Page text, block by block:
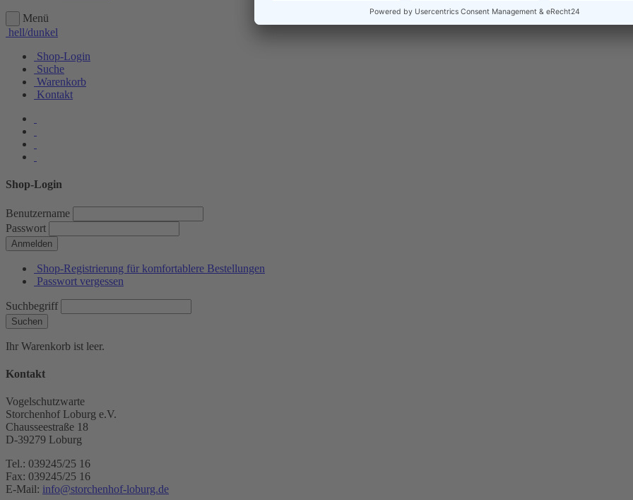
Menü
hell/dunkel
Shop-Login
Suche
Warenkorb
Kontakt
Shop-Login
Benutzername
Passwort
Anmelden
Shop-Registrierung für komfortablere Bestellungen
Passwort vergessen
Suchbegriff
Suchen
Ihr Warenkorb ist leer.
Kontakt
Vogelschutzwarte
Storchenhof Loburg e.V.
Chausseestraße 18
D-39279 Loburg
Tel.: 039245/25 16
Fax: 039245/25 16
E-Mail: info@storchenhof-loburg.de